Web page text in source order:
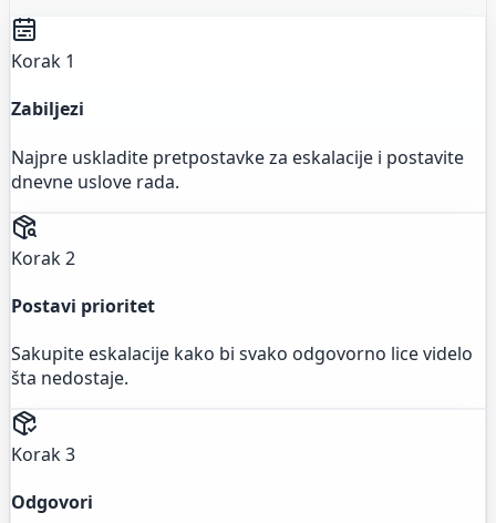
Korak 1
Zabiljezi
Najpre uskladite pretpostavke za eskalacije i postavite
dnevne uslove rada.
Korak 2
Postavi prioritet
Sakupite eskalacije kako bi svako odgovorno lice videlo
šta nedostaje.
Korak 3
Odgovori